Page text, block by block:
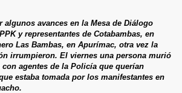
algunos avances en la Mesa de Diálogo
y representantes de Cotabambas, en
Las Bambas, en Apurímac, otra vez la
irrumpieron. El viernes una persona murió
agentes de la Policía que querían
estaba tomada por los manifestantes en